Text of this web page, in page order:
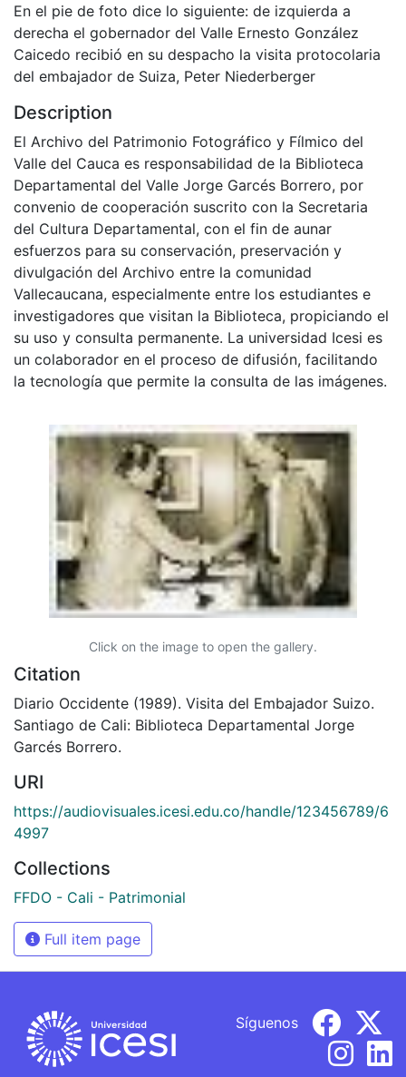
En el pie de foto dice lo siguiente: de izquierda a
derecha el gobernador del Valle Ernesto González
Caicedo recibió en su despacho la visita protocolaria
del embajador de Suiza, Peter Niederberger
Description
El Archivo del Patrimonio Fotográfico y Fílmico del
Valle del Cauca es responsabilidad de la Biblioteca
Departamental del Valle Jorge Garcés Borrero, por
convenio de cooperación suscrito con la Secretaria
del Cultura Departamental, con el fin de aunar
esfuerzos para su conservación, preservación y
divulgación del Archivo entre la comunidad
Vallecaucana, especialmente entre los estudiantes e
investigadores que visitan la Biblioteca, propiciando el
su uso y consulta permanente. La universidad Icesi es
un colaborador en el proceso de difusión, facilitando
la tecnología que permite la consulta de las imágenes.
Click on the image to open the gallery.
Citation
Diario Occidente (1989). Visita del Embajador Suizo.
Santiago de Cali: Biblioteca Departamental Jorge
Garcés Borrero.
URI
https://audiovisuales.icesi.edu.co/handle/123456789/6
4997
Collections
FFDO - Cali - Patrimonial
Full item page
Síguenos